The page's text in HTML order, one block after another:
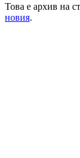
Това е архив на
новия.